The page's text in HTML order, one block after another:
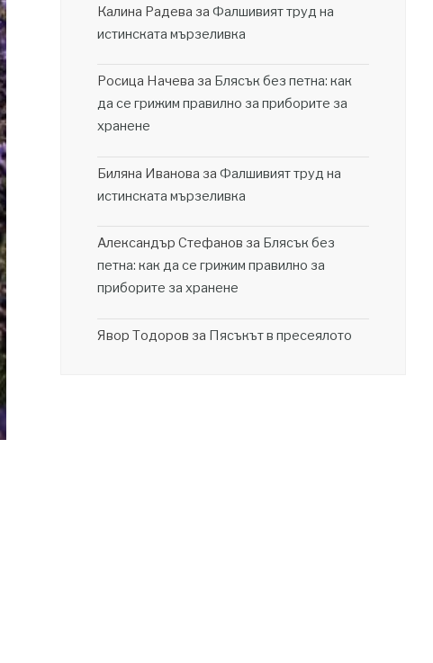
Калина Радева заФалшивият труд на
истинската мързеливка
Росица Начева за Блясък без петна: как
да се грижим правилно за приборите за
хранене
Биляна Иванова заФалшивият труд на
истинската мързеливка
Александър Стефанов за Блясък без
петна: как да се грижим правилно за
приборите за хранене
Явор Тодоров за Пясъкът в пресеялото